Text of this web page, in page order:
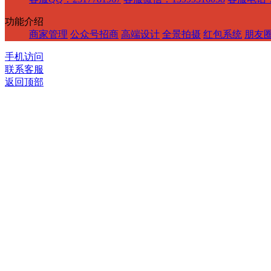
功能介绍
商家管理 公众号招商 高端设计 全景拍摄 红包系统 朋友
手机访问
联系客服
返回顶部